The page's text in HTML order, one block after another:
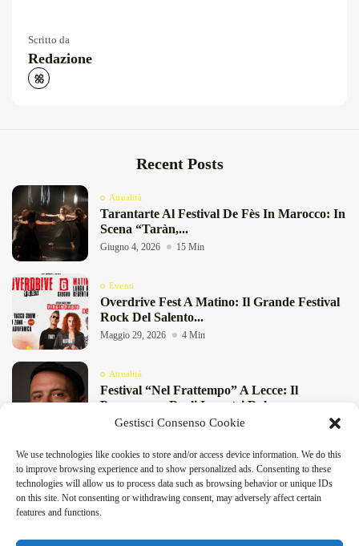
Gestisci Consenso Cookie
We use technologies like cookies to store and/or access device information. We do this
to improve browsing experience and to show personalized ads. Consenting to these
technologies will allow us to process data such as browsing behavior or unique IDs
on this site. Not consenting or withdrawing consent, may adversely affect certain
features and functions.
Scritto da
Redazione
Recent Posts
Attualità
Tarantarte Al Festival De Fès In Marocco: In
Scena “Taràn,...
Giugno 4, 2026 15 Min
Eventi
Overdrive Fest A Matino: Il Grande Festival
Rock Del Salento...
Maggio 29, 2026 4 Min
Attualità
Festival “Nel Frattempo” A Lecce: Il
Programma Degli Incontri Dal...
Maggio 27, 2026 11 Min
Birre Di Primavera 2026 A San Foca: Birra
Artigianale E...